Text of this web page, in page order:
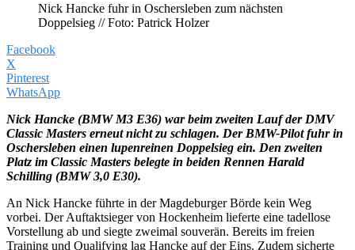
Nick Hancke fuhr in Oschersleben zum nächsten
Doppelsieg // Foto: Patrick Holzer
Facebook
X
Pinterest
WhatsApp
Nick Hancke (BMW M3 E36) war beim zweiten Lauf der DMV
Classic Masters erneut nicht zu schlagen. Der BMW-Pilot fuhr in
Oschersleben einen lupenreinen Doppelsieg ein. Den zweiten
Platz im Classic Masters belegte in beiden Rennen Harald
Schilling (BMW 3,0 E30).
An Nick Hancke führte in der Magdeburger Börde kein Weg
vorbei. Der Auftaktsieger von Hockenheim lieferte eine tadellose
Vorstellung ab und siegte zweimal souverän. Bereits im freien
Training und Qualifying lag Hancke auf der Eins. Zudem sicherte